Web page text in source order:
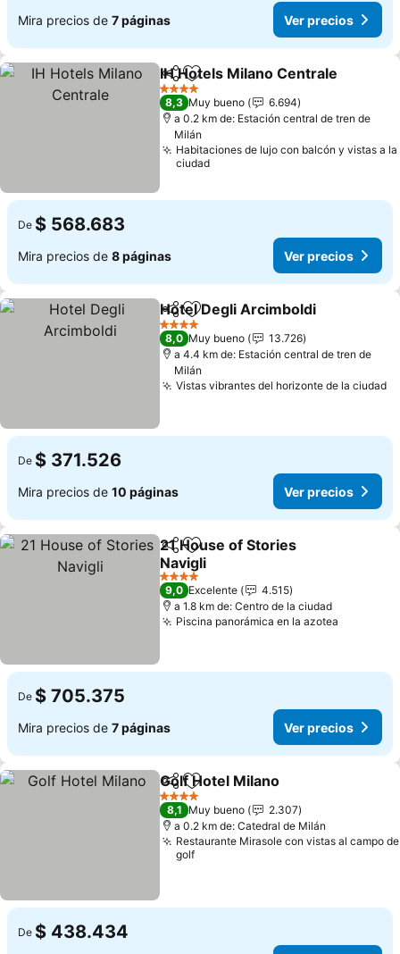
Mira precios de 7 páginas Ver precios
CompartirAgregar a favoritos
IH Hotels Milano Centrale
4 Estrellas
8,3 Muy bueno
6.694
a 0.2 km de: Estación central de tren de
Milán
Habitaciones de lujo con balcón y vistas a la
ciudad
De $ 568.683
Mira precios de 8 páginas Ver precios
CompartirAgregar a favoritos
Hotel Degli Arcimboldi
4 Estrellas
8,0 Muy bueno
13.726
a 4.4 km de: Estación central de tren de
Milán
Vistas vibrantes del horizonte de la ciudad
De $ 371.526
Mira precios de 10 páginas Ver precios
CompartirAgregar a favoritos
21 House of Stories
Navigli
Ver precios
4 Estrellas
9,0 Excelente
4.515
a 1.8 km de: Centro de la ciudad
Piscina panorámica en la azotea
De $ 705.375
Mira precios de 7 páginas Ver precios
CompartirAgregar a favoritos
Golf Hotel Milano
4 Estrellas
8,1 Muy bueno
2.307
a 0.2 km de: Catedral de Milán
Restaurante Mirasole con vistas al campo de
golf
De $ 438.434